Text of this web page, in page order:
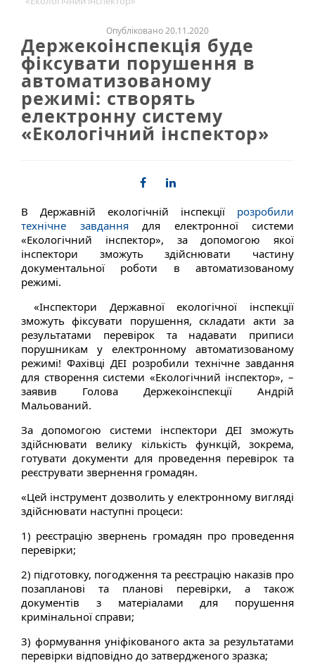
Опубліковано 20.11.2020
Держекоінспекція буде
фіксувати порушення в
автоматизованому
режимі: створять
електронну систему
«Екологічний інспектор»
В Державній екологічній інспекції розробили
технічне завданнядля електронної системи
«Екологічний інспектор», за допомогою якої
інспектори зможуть здійснювати частину
документальної роботи в автоматизованому
режимі.
«Інспектори Державної екологічної інспекції
зможуть фіксувати порушення, складати акти за
результатами перевірок та надавати приписи
порушникам у електронному автоматизованому
режимі! Фахівці ДЕІ розробили технічне завдання
для створення системи «Екологічний інспектор», –
заявив Голова Держекоінспекції Андрій
Мальований.
За допомогою системи інспектори ДЕІ зможуть
здійснювати велику кількість функцій, зокрема,
готувати документи для проведення перевірок та
реєструвати звернення громадян.
«Цей інструмент дозволить у електронному вигляді
здійснювати наступні процеси:
1) реєстрацію звернень громадян про проведення
перевірки;
2) підготовку, погодження та реєстрацію наказів про
позапланові та планові перевірки, а також
документів з матеріалами для порушення
кримінальної справи;
3) формування уніфікованого акта за результатами
перевірки відповідно до затвердженого зразка;